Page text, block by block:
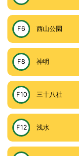
F6 西山公園
F8 神明
F10 三十八社
F12 浅水